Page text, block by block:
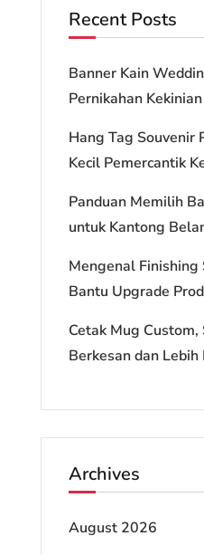
Recent Posts
Banner Kain
Pernikahan
Hang Tag Souvenir
Kecil Pemercantik
Panduan Memilih
untuk Kantong
Mengenal Finishing
Bantu Upgrade
Cetak Mug
Berkesan dan Lebih
Archives
August 2026